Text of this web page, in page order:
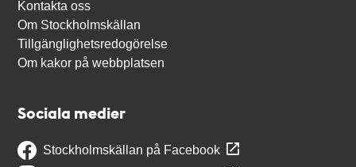
Kontakta oss
Om Stockholmskällan
Tillgänglighetsredogörelse
Om kakor på webbplatsen
Sociala medier
Stockholmskällan på Facebook